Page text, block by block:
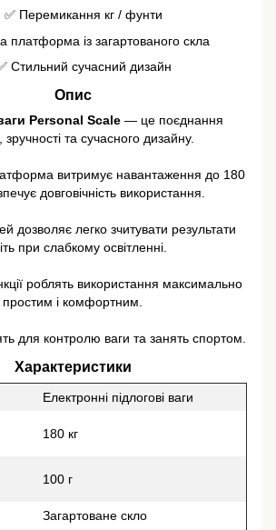
✅ Перемикання кг / фунти
платформа із загартованого скла
Стильний сучасний дизайн
Опис
Personal Scale — це поєднання
зручності та сучасного дизайну.
витримує навантаження до 180
довговічність використання.
дозволяє легко зчитувати результати
при слабкому освітленні.
роблять використання максимально
простим і комфортним.
для контролю ваги та занять спортом.
Характеристики
Електронні підлогові ваги
180 кг
100 г
Загартоване скло